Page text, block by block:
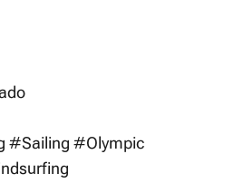
#Sailing #Olympic